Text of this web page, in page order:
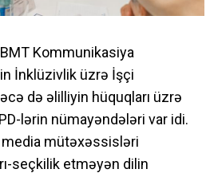
Kommunikasiya
İnklüzivlik üzrə İşçi
də əlilliyin hüquqları üzrə
lərin nümayəndələri var idi.
media mütəxəssisləri
seçkilik etməyən dilin